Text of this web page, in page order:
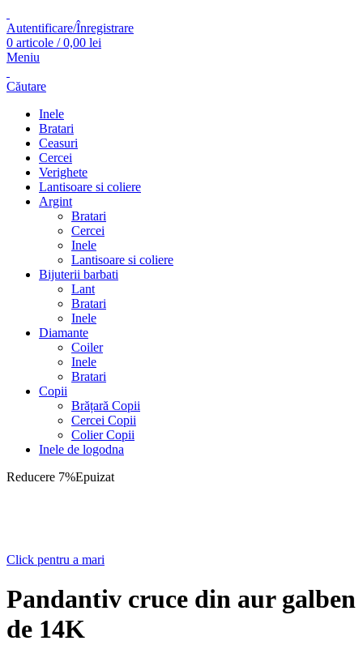
Autentificare/Înregistrare
0 articole / 0,00 lei
Meniu
Căutare
Inele
Bratari
Ceasuri
Cercei
Verighete
Lantisoare si coliere
Argint
Bratari
Cercei
Inele
Lantisoare si coliere
Bijuterii barbati
Lant
Bratari
Inele
Diamante
Coiler
Inele
Bratari
Copii
Brățară Copii
Cercei Copii
Colier Copii
Inele de logodna
Reducere 7%Epuizat
Click pentru a mari
Pandantiv cruce din aur galben
de 14K